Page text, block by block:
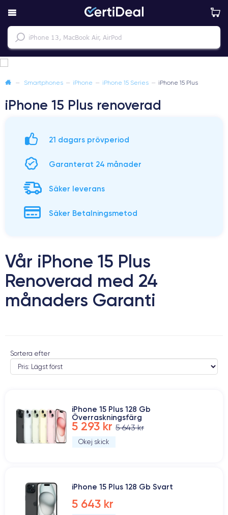
— Smartphones — iPhone — iPhone 15 Series — iPhone 15 Plus
iPhone 15 Plus renoverad
21 dagars prövperiod
Garanterat 24 månader
Säker leverans
Säker Betalningsmetod
Vår iPhone 15 Plus
Renoverad med 24
månaders Garanti
Sortera efter
iPhone 15 Plus 128 Gb
Överraskningsfärg
5 293 kr 5 643 kr
Okej skick
iPhone 15 Plus 128 Gb Svart
5 643 kr